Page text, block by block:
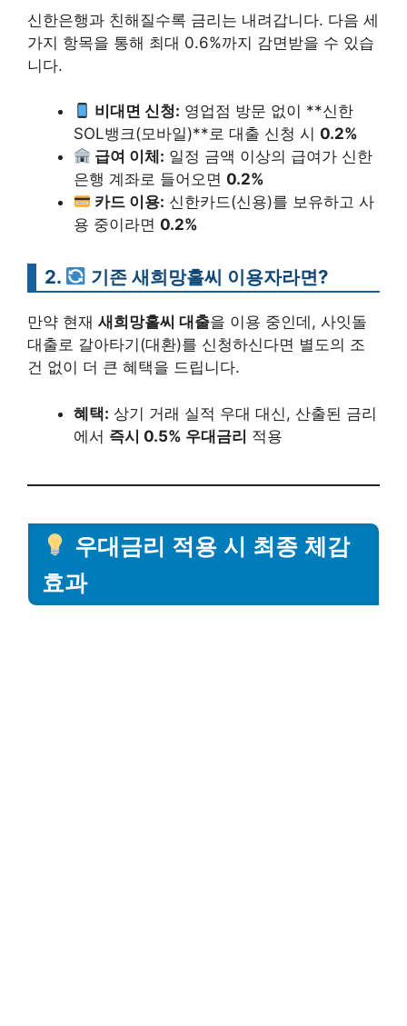
신한은행과 친해질수록 금리는 내려갑니다. 다음 세
가지 항목을 통해 최대 0.6%까지 감면받을 수 있습
니다.
비대면 신청: 영업점 방문 없이 **신한
SOL뱅크(모바일)**로 대출 신청 시 0.2%
급여 이체: 일정 금액 이상의 급여가 신한
은행 계좌로 들어오면 0.2%
카드 이용: 신한카드(신용)를 보유하고 사
용 중이라면 0.2%
2. 기존 새희망홀씨 이용자라면?
만약 현재 새희망홀씨 대출을 이용 중인데, 사잇돌
대출로 갈아타기(대환)를 신청하신다면 별도의 조
건 없이 더 큰 혜택을 드립니다.
혜택: 상기 거래 실적 우대 대신, 산출된 금리
에서 즉시 0.5% 우대금리 적용
우대금리 적용 시 최종 체감
효과